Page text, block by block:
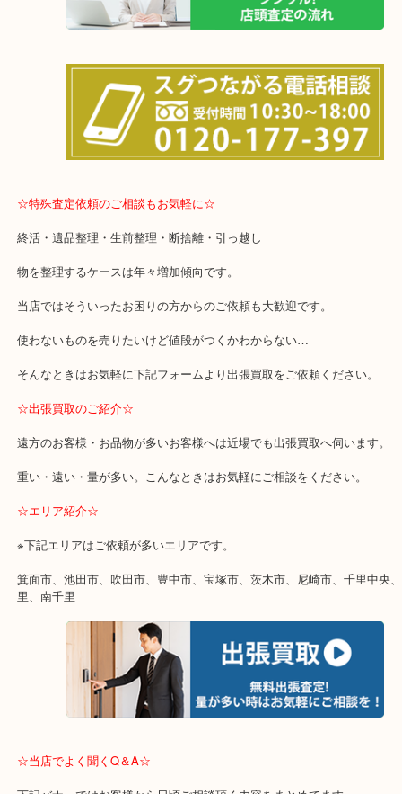
土日は休まず営業中！
事前にご連絡をいただければ営業時間終了後のご依頼もご相談が可
☆特殊査定依頼のご相談もお気軽に☆
終活・遺品整理・生前整理・断捨離・引っ越し
物を整理するケースは年々増加傾向です。
当店ではそういったお困りの方からのご依頼も大歓迎です。
使わないものを売りたいけど値段がつくかわからない…
そんなときはお気軽に下記フォームより出張買取をご依頼ください
☆出張買取のご紹介☆
遠方のお客様・お品物が多いお客様へは近場でも出張買取へ伺いま
重い・遠い・量が多い。こんなときはお気軽にご相談をください。
※下記エリアはご依頼が多いエリアです。